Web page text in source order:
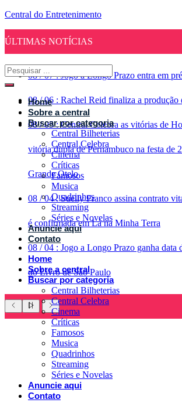
Central do Entretenimento
ÚLTIMAS NOTÍCIAS
08 / 07 : Jogo a Longo Prazo entra em
08 / 06 : Rachel Reid finaliza a produção
08 / 05 : Central Celebra as vitórias de
vitória dupla de Pernambuco na festa de
Grande Otelo
08 / 04 : Suelly Franco assina contrato
é confirmada em Lá na Minha Terra
08 / 04 : Jogo a Longo Prazo ganha data
do Livro de São Paulo
Home
Sobre a central
Buscar por categoria
Central Bilheterias
Central Celebra
Cinema
Críticas
Famosos
Musica
Quadrinhos
Streaming
Séries e Novelas
Anuncie aqui
Contato
Home
Sobre a central
Buscar por categoria
Central Bilheterias
Central Celebra
Cinema
Críticas
Famosos
Musica
Quadrinhos
Streaming
Séries e Novelas
Anuncie aqui
Contato